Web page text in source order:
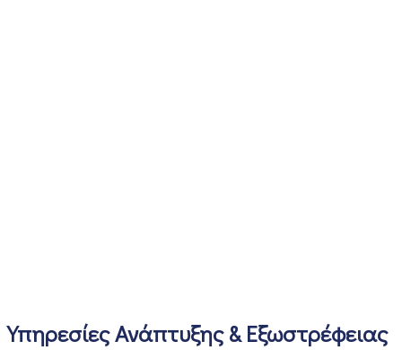
Υπηρεσίες Ανάπτυξης & Εξωστρέφειας